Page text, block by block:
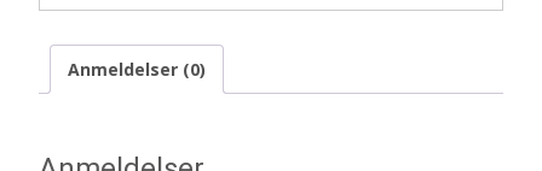
Anmeldelser (0)